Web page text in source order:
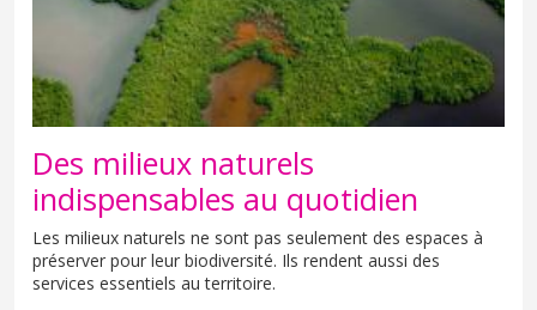
Des milieux naturels
indispensables au quotidien
Les milieux naturels ne sont pas seulement des espaces à
préserver pour leur biodiversité. Ils rendent aussi des
services essentiels au territoire.